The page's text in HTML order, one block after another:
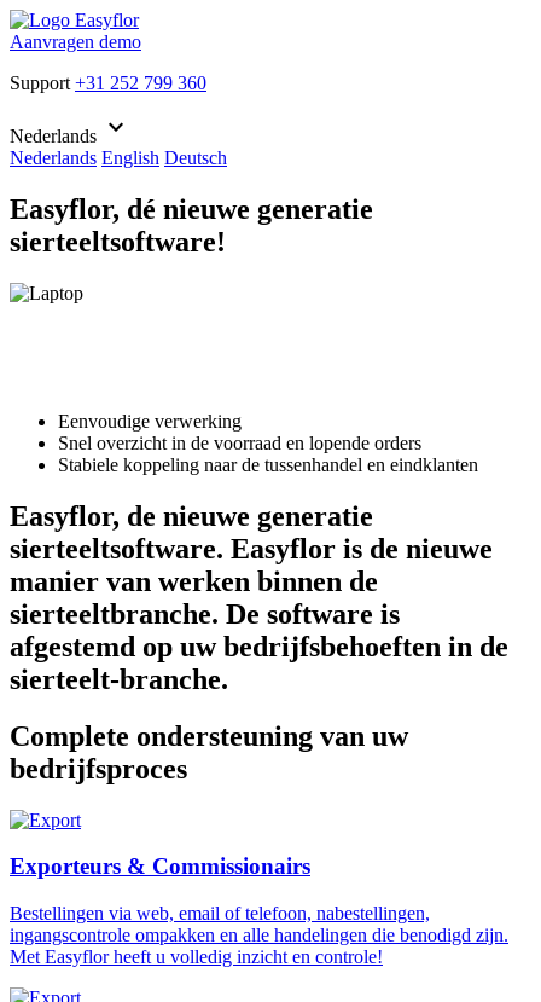
Aanvragen demo
Support +31 252 799 360
Nederlands keyboard_arrow_down
Nederlands English Deutsch
Easyflor, dé nieuwe generatie
sierteeltsoftware!
Eenvoudige verwerking
Snel overzicht in de voorraad en lopende orders
Stabiele koppeling naar de tussenhandel en eindklanten
Easyflor, de nieuwe generatie
sierteeltsoftware. Easyflor is de nieuwe
manier van werken binnen de
sierteeltbranche. De software is
afgestemd op uw bedrijfsbehoeften in de
sierteelt-branche.
Complete ondersteuning van uw
bedrijfsproces
Exporteurs & Commissionairs
Bestellingen via web, email of telefoon, nabestellingen,
ingangscontrole ompakken en alle handelingen die benodigd zijn.
Met Easyflor heeft u volledig inzicht en controle!